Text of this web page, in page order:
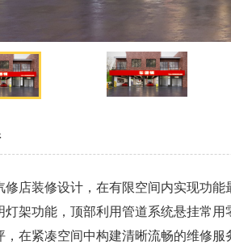
修店装修设计，在有限空间内实现功
灯架功能，顶部利用管道系统悬挂常
，在紧凑空间中构建清晰流畅的维修服